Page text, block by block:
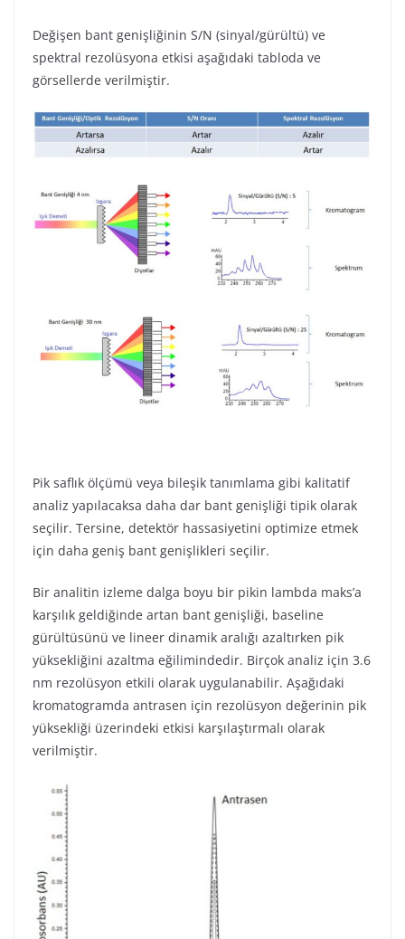
Değişen bant genişliğinin S/N (sinyal/gürültü) ve
spektral rezolüsyona etkisi aşağıdaki tabloda ve
görsellerde verilmiştir.
Pik saflık ölçümü veya bileşik tanımlama gibi kalitatif
analiz yapılacaksa daha dar bant genişliği tipik olarak
seçilir. Tersine, detektör hassasiyetini optimize etmek
için daha geniş bant genişlikleri seçilir.
Bir analitin izleme dalga boyu bir pikin lambda maks’a
karşılık geldiğinde artan bant genişliği, baseline
gürültüsünü ve lineer dinamik aralığı azaltırken pik
yüksekliğini azaltma eğilimindedir. Birçok analiz için 3.6
nm rezolüsyon etkili olarak uygulanabilir. Aşağıdaki
kromatogramda antrasen için rezolüsyon değerinin pik
yüksekliği üzerindeki etkisi karşılaştırmalı olarak
verilmiştir.